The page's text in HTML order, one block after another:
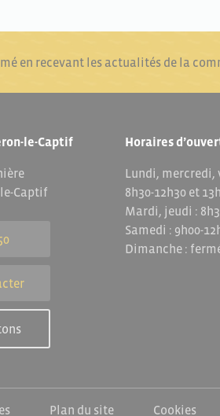
en recevant les actualités de la
le-Captif
Captif
Horaires
Lundi, mercredi,
8h30-12h30 et
Mardi, jeudi :
Samedi : 9h00-
Dimanche :
Plan du site Cookies